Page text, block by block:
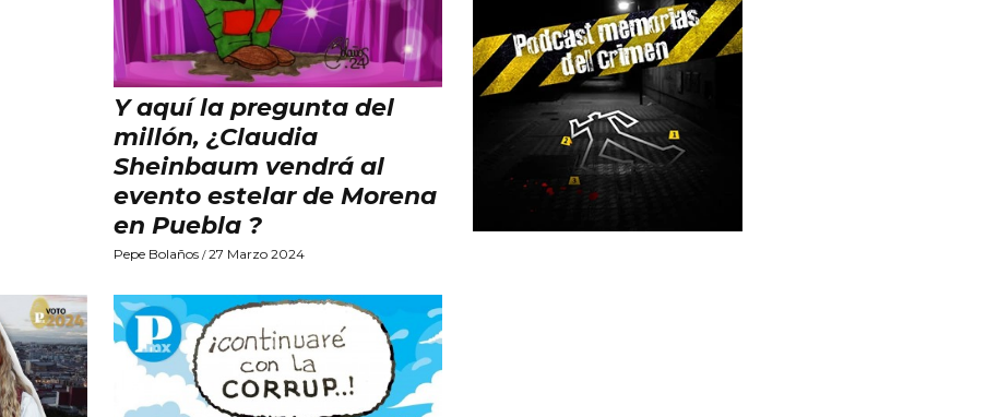
Y aquí la pregunta del
millón, ¿Claudia
Sheinbaum vendrá al
evento estelar de Morena
en Puebla ?
Pepe Bolaños/27 Marzo 2024